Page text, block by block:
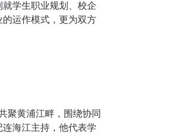
学生职业规划、校企
运作模式，更为双方
聚黄浦江畔，围绕协同
海江主持，他代表学